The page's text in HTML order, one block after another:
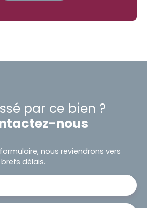
par ce bien ?
nous
nous reviendrons vers
délais.